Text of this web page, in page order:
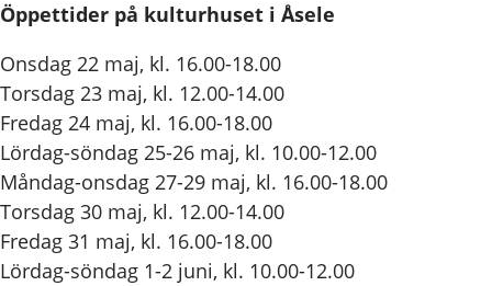
Öppettider på kulturhuset i Åsele
Onsdag 22 maj, kl. 16.00-18.00
Torsdag 23 maj, kl. 12.00-14.00
Fredag 24 maj, kl. 16.00-18.00
Lördag-söndag 25-26 maj, kl. 10.00-12.00
Måndag-onsdag 27-29 maj, kl. 16.00-18.00
Torsdag 30 maj, kl. 12.00-14.00
Fredag 31 maj, kl. 16.00-18.00
Lördag-söndag 1-2 juni, kl. 10.00-12.00